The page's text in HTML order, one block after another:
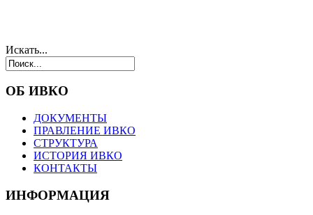
Искать...
ОБ ИВКО
ДОКУМЕНТЫ
ПРАВЛЕНИЕ ИВКО
СТРУКТУРА
ИСТОРИЯ ИВКО
КОНТАКТЫ
ИНФОРМАЦИЯ